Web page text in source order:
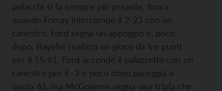
polacchi si fa sempre più pesante, fino a
quando Forray interrompe il 2-23 con un
canestro. Ford segna un appoggio e, poco
dopo, Bayehe realizza un gioco da tre punti
per il 55-61. Ford accende il palazzetto con un
canestro per il -3 e poco dopo pareggia a
quota 61, ma McGowens segna una tripla che